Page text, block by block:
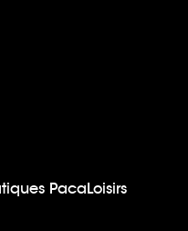
PacaLoisirs